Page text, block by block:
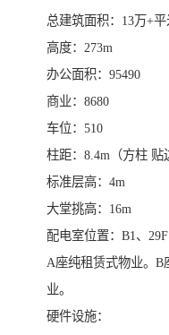
总建筑面积：13万+平
高度：273m
办公面积：95490
商业：8680
车位：510
柱距：8.4m（方柱 贴
标准层高：4m
大堂挑高：16m
配电室位置：B1、
A座纯租赁式物业。B
业。
硬件设施：